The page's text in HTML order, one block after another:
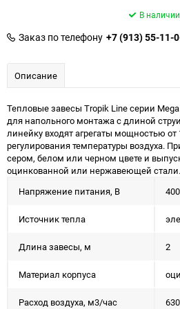
В наличии
Заказ по телефону +7 (913) 55-11-
Описание
Тепловые завесы Tropik Line серии
для напольного монтажа с длиной
линейку входят агрегаты мощностью
регулирования температуры воздуха.
сером, белом или черном цвете и
оцинкованной или нержавеющей стали.
Напряжение питания, В
400
Источник тепла
Длина завесы, м 2
Материал корпуса
Расход воздуха, м3/час